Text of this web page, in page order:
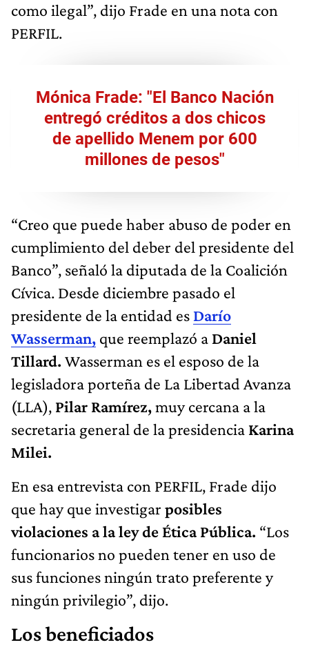
como ilegal”, dijo Frade en una nota con
PERFIL.
Mónica Frade: "El Banco Nación
entregó créditos a dos chicos
de apellido Menem por 600
millones de pesos"
“Creo que puede haber abuso de poder en
cumplimiento del deber del presidente del
Banco”, señaló la diputada de la Coalición
Cívica. Desde diciembre pasado el
presidente de la entidad es Darío
Wasserman, que reemplazó a Daniel
Tillard. Wasserman es el esposo de la
legisladora porteña de La Libertad Avanza
(LLA), Pilar Ramírez,muy cercana a la
secretaria general de la presidencia Karina
Milei.
En esa entrevista con PERFIL, Frade dijo
que hay que investigar posibles
violaciones a la ley de Ética Pública. “Los
funcionarios no pueden tener en uso de
sus funciones ningún trato preferente y
ningún privilegio”, dijo.
Los beneficiados